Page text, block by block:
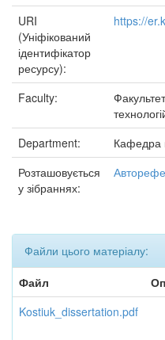
URI
(Уніфікований
ідентифікатор
ресурсу):
https://
Faculty:
Department:
Кафедра
Розташовується
у зібраннях:
Файли цього матеріалу:
Файл
Kostiuk_dissertation.pdf